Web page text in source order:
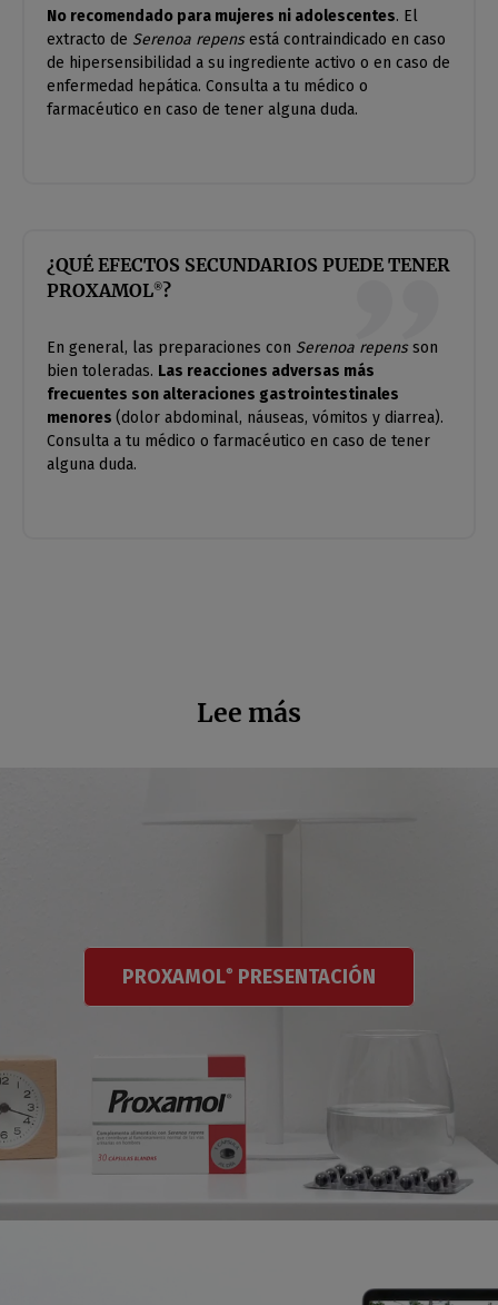
No recomendado para mujeres ni adolescentes. El
extracto de Serenoa repensestá contraindicado en caso
de hipersensibilidad a su ingrediente activo o en caso de
enfermedad hepática. Consulta a tu médico o
farmacéutico en caso de tener alguna duda.
¿QUÉ EFECTOS SECUNDARIOS PUEDE TENER
PROXAMOL®?
En general, las preparaciones con Serenoa repensson
bien toleradas. Las reacciones adversas más
frecuentes son alteraciones gastrointestinales
menores (dolor abdominal, náuseas, vómitos y diarrea).
Consulta a tu médico o farmacéutico en caso de tener
alguna duda.
Lee más
PROXAMOL® PRESENTACIÓN